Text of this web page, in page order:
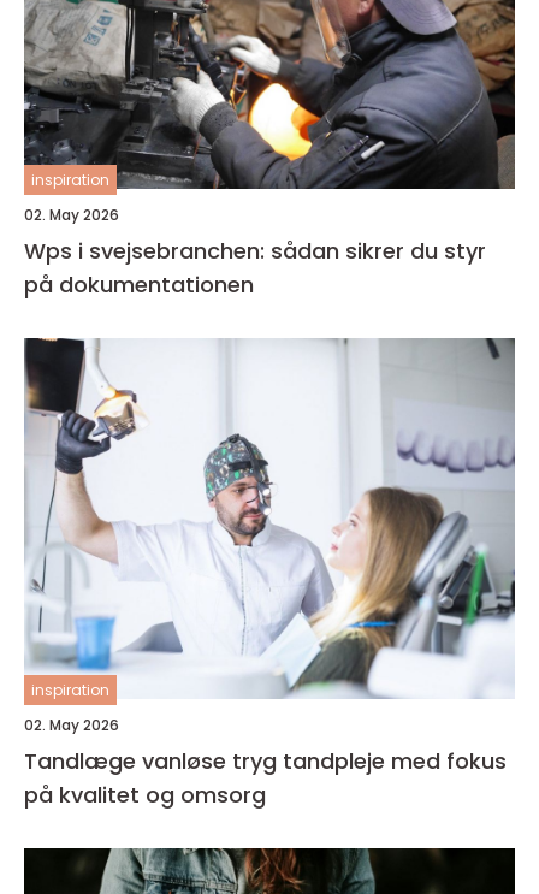
inspiration
02. May 2026
Wps i svejsebranchen: sådan sikrer du styr
på dokumentationen
inspiration
02. May 2026
Tandlæge vanløse tryg tandpleje med fokus
på kvalitet og omsorg